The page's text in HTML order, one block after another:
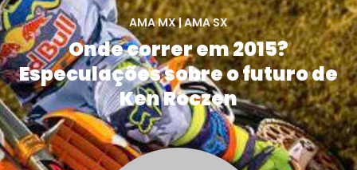
AMA MX|AMA SX
Onde correr em 2015?
Especulações sobre o futuro de
Ken Roczen